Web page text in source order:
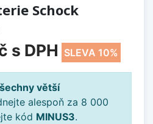
Schock
s DPH SLEVA 10%
větší
alespoň za 8 000
kód MINUS3.